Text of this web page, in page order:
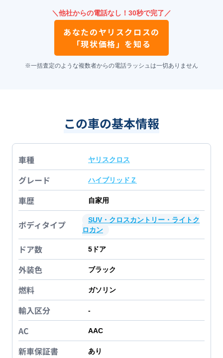
＼他社からの電話なし！30秒で完了／
あなたのヤリスクロスの
「現状価格」を知る
※一括査定のような複数者からの電話ラッシュは一切ありません
この車の基本情報
車種 ヤリスクロス
グレード ハイブリッドＺ
車歴 自家用
ボディタイプ
SUV・クロスカントリー・ライトク
ロカン
ドア数 5 ドア
外装色 ブラック
燃料 ガソリン
輸入区分 -
AC AAC
新車保証書 あり